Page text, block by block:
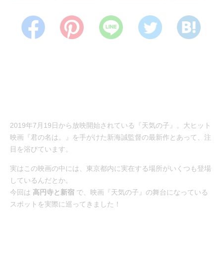
2019年7月19日から放映開始されている『天気の子』。大ヒット
映画『君の名は。』を手がけた新海誠監督の最新作とあって、注
目を浴びています。
実はこの映画の中には、東京都内に実在する場所がいくつも登場
しているんだとか。
今回は 高円寺と新宿 で、映画『天気の子』の舞台になっている
スポットを実際に巡ってきました！